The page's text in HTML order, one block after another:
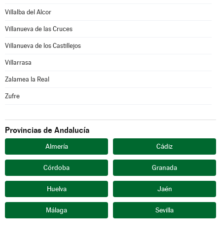
Villalba del Alcor
Villanueva de las Cruces
Villanueva de los Castillejos
Villarrasa
Zalamea la Real
Zufre
Provincias de Andalucía
Almería Cádiz
Córdoba Granada
Huelva Jaén
Málaga Sevilla